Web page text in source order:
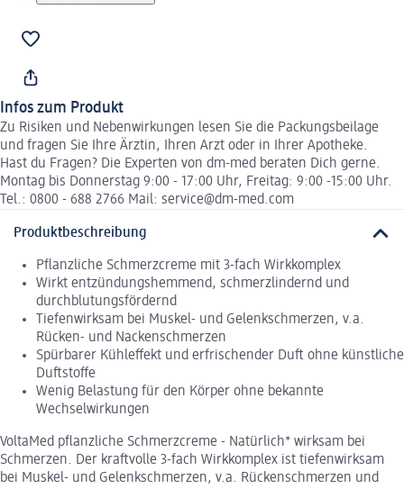
Infos zum Produkt
Zu Risiken und Nebenwirkungen lesen Sie die Packungsbeilage
und fragen Sie Ihre Ärztin, Ihren Arzt oder in Ihrer Apotheke.
Hast du Fragen? Die Experten von dm-med beraten Dich gerne.
Montag bis Donnerstag 9:00 - 17:00 Uhr, Freitag: 9:00 -15:00 Uhr.
Tel.: 0800 - 688 2766 Mail: service@dm-med.com
Produktbeschreibung
Pflanzliche Schmerzcreme mit 3-fach Wirkkomplex
Wirkt entzündungshemmend, schmerzlindernd und
durchblutungsfördernd
Tiefenwirksam bei Muskel- und Gelenkschmerzen, v.a.
Rücken- und Nackenschmerzen
Spürbarer Kühleffekt und erfrischender Duft ohne künstliche
Duftstoffe
Wenig Belastung für den Körper ohne bekannte
Wechselwirkungen
VoltaMed pflanzliche Schmerzcreme - Natürlich* wirksam bei
Schmerzen. Der kraftvolle 3-fach Wirkkomplex ist tiefenwirksam
bei Muskel- und Gelenkschmerzen, v.a. Rückenschmerzen und